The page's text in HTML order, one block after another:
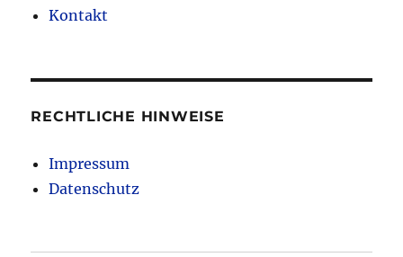
Kontakt
RECHTLICHE HINWEISE
Impressum
Datenschutz